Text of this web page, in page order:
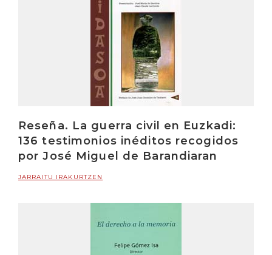
Reseña. La guerra civil en Euzkadi:
136 testimonios inéditos recogidos
por José Miguel de Barandiaran
JARRAITU IRAKURTZEN